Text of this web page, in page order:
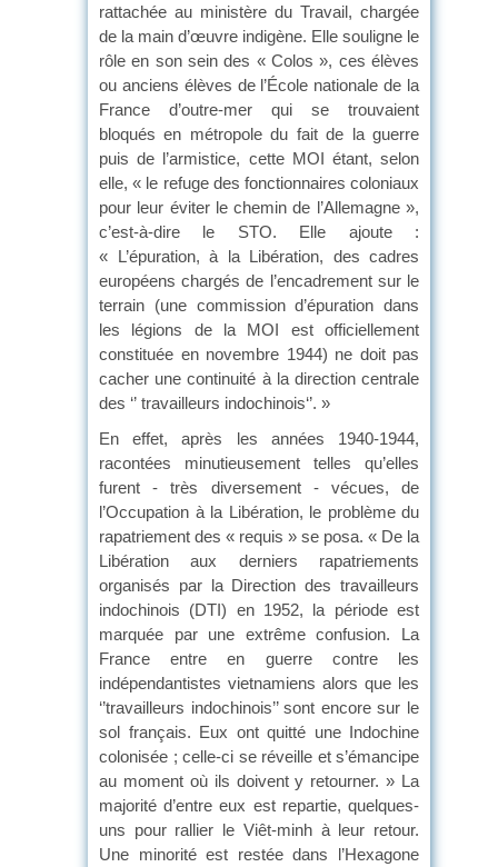
rattachée au ministère du Travail, chargée
de la main d’œuvre indigène. Elle souligne le
rôle en son sein des « Colos », ces élèves
ou anciens élèves de l’École nationale de la
France d’outre-mer qui se trouvaient
bloqués en métropole du fait de la guerre
puis de l’armistice, cette MOI étant, selon
elle, « le refuge des fonctionnaires coloniaux
pour leur éviter le chemin de l’Allemagne »,
c’est-à-dire le STO. Elle ajoute :
« L’épuration, à la Libération, des cadres
européens chargés de l’encadrement sur le
terrain (une commission d’épuration dans
les légions de la MOI est officiellement
constituée en novembre 1944) ne doit pas
cacher une continuité à la direction centrale
des ‘’ travailleurs indochinois‘’. »
En effet, après les années 1940-1944,
racontées minutieusement telles qu’elles
furent - très diversement - vécues, de
l’Occupation à la Libération, le problème du
rapatriement des « requis » se posa. « De la
Libération aux derniers rapatriements
organisés par la Direction des travailleurs
indochinois (DTI) en 1952, la période est
marquée par une extrême confusion. La
France entre en guerre contre les
indépendantistes vietnamiens alors que les
‘’travailleurs indochinois’’ sont encore sur le
sol français. Eux ont quitté une Indochine
colonisée ; celle-ci se réveille et s’émancipe
au moment où ils doivent y retourner. » La
majorité d’entre eux est repartie, quelques-
uns pour rallier le Viêt-minh à leur retour.
Une minorité est restée dans l’Hexagone